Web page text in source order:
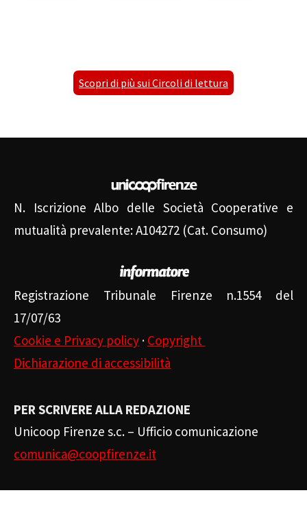
Scopri di più sui Circoli di lettura
N. Iscrizione Albo delle Società Cooperative e
mutualità prevalente: A104272 (Cat. Consumo)
Registrazione Tribunale Firenze n.1554 del
17/07/63
Cookie e Privacy policy · Copyright
Dichiarazione di accessibilità
PER SCRIVERE ALLA REDAZIONE
Unicoop Firenze s.c. – Ufficio comunicazione
comunica@coopfirenze.it